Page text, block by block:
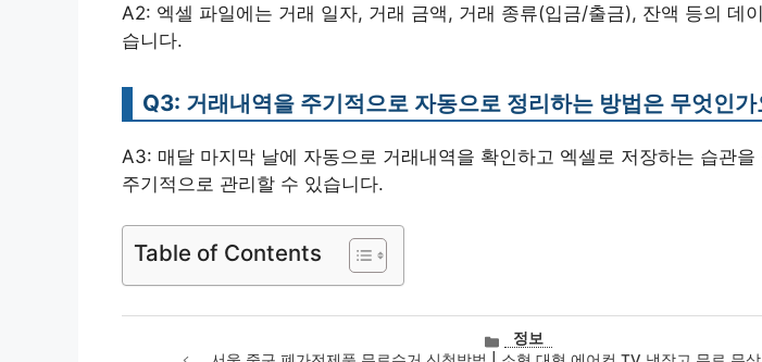
A2: 엑셀 파일에는 거래 일자, 거래 금액, 거래 종류(입금/출금), 잔액 등의 데
습니다.
Q3: 거래내역을 주기적으로 자동으로 정리하는 방법은 무엇인가
A3: 매달 마지막 날에 자동으로 거래내역을 확인하고 엑셀로 저장하는 습관을
주기적으로 관리할 수 있습니다.
Table of Contents
카정보